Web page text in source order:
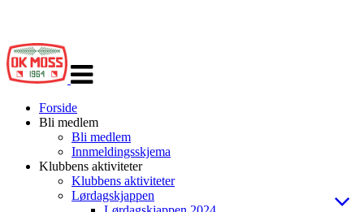
navigasjon
Forside
Bli medlem
Bli medlem
Innmeldingsskjema
Klubbens aktiviteter
Klubbens aktiviteter
Lørdagskjappen